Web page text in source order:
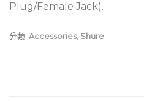
Plug/Female Jack).
分類: Accessories, Shure